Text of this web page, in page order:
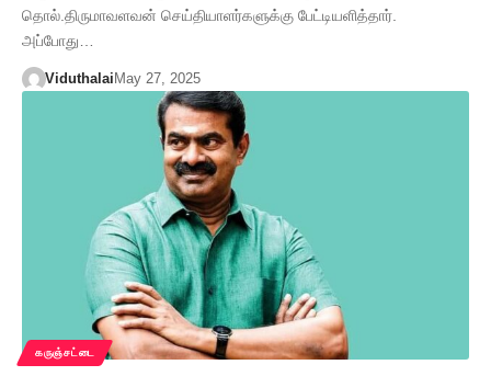
தொல்.திருமாவளவன் செய்தியாளர்களுக்கு பேட்டியளித்தார்.
அப்போது…
Viduthalai May 27, 2025
கருஞ்சட்டை